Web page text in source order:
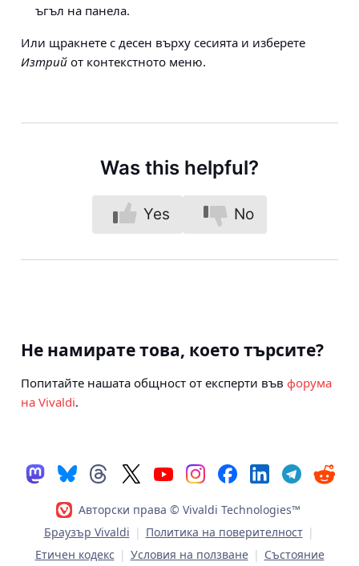
ъгъл на панела.
Или щракнете с десен върху сесията и изберете
Изтрий от контекстното меню.
Was this helpful?
Yes No
Не намирате това, което търсите?
Попитайте нашата общност от експерти във форума
на Vivaldi.
Авторски права © Vivaldi Technologies™
Браузър Vivaldi | Политика на поверителност |
Етичен кодекс | Условия на ползване | Състояние